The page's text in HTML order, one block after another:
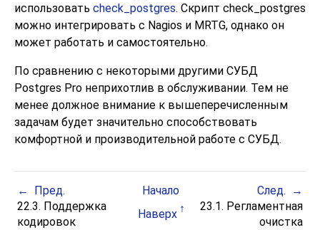
использовать check_postgres. Скрипт check_postgres
можно интегрировать с Nagios и MRTG, однако он
может работать и самостоятельно.
По сравнению с некоторыми другими СУБД
Postgres Pro неприхотлив в обслуживании. Тем не
менее должное внимание к вышеперечисленным
задачам будет значительно способствовать
комфортной и производительной работе с СУБД.
Пред. Начало
След.
22.3. Поддержка
кодировок
Наверх
23.1. Регламентная
очистка